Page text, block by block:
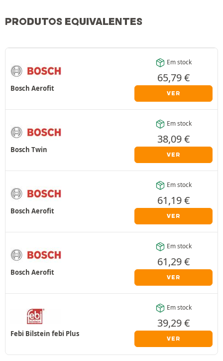
PRODUTOS EQUIVALENTES
Bosch Aerofit
Em stock
65,79€
VER
Bosch Twin
Em stock
38,09€
VER
Bosch Aerofit
Em stock
61,19€
VER
Bosch Aerofit
Em stock
61,29€
VER
Febi Bilstein febi Plus
Em stock
39,29€
VER